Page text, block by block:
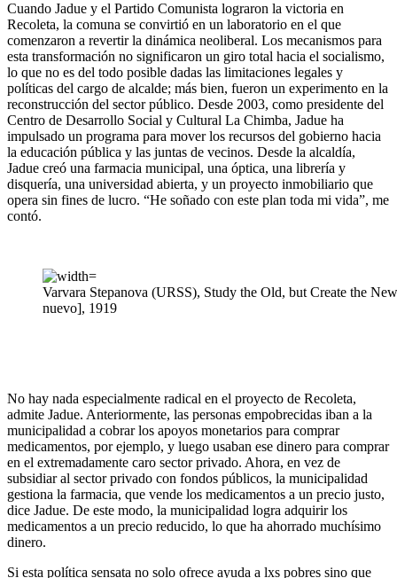
Cuando Jadue y el Partido Comunista lograron la victoria en
Recoleta, la comuna se convirtió en un laboratorio en el que
comenzaron a revertir la dinámica neoliberal. Los mecanismos para
esta transformación no significaron un giro total hacia el socialismo,
lo que no es del todo posible dadas las limitaciones legales y
políticas del cargo de alcalde; más bien, fueron un experimento en la
reconstrucción del sector público. Desde 2003, como presidente del
Centro de Desarrollo Social y Cultural La Chimba, Jadue ha
impulsado un programa para mover los recursos del gobierno hacia
la educación pública y las juntas de vecinos. Desde la alcaldía,
Jadue creó una farmacia municipal, una óptica, una librería y
disquería, una universidad abierta, y un proyecto inmobiliario que
opera sin fines de lucro. “He soñado con este plan toda mi vida”, me
contó.
Varvara Stepanova (URSS), Study the Old, but Create the
nuevo], 1919
No hay nada especialmente radical en el proyecto de Recoleta,
admite Jadue. Anteriormente, las personas empobrecidas iban a la
municipalidad a cobrar los apoyos monetarios para comprar
medicamentos, por ejemplo, y luego usaban ese dinero para comprar
en el extremadamente caro sector privado. Ahora, en vez de
subsidiar al sector privado con fondos públicos, la municipalidad
gestiona la farmacia, que vende los medicamentos a un precio justo,
dice Jadue. De este modo, la municipalidad logra adquirir los
medicamentos a un precio reducido, lo que ha ahorrado muchísimo
dinero.
Si esta política sensata no solo ofrece ayuda a lxs pobres sino que